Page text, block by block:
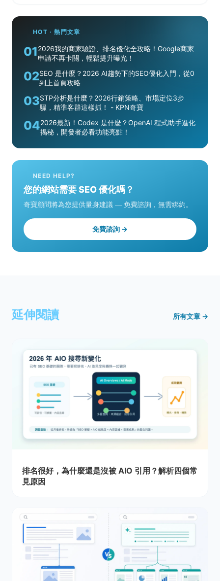
HOT · 熱門文章
012026我的商家驗證、排名優化全攻略！Google商家
申請不再卡關，輕鬆提升曝光！
02SEO 是什麼？2026 AI趨勢下的SEO優化入門，從0
到上首頁攻略
03STP分析是什麼？2026行銷策略、市場定位3步
驟，精準客群這樣抓！ - KPN奇寶
042026最新！Codex 是什麼？OpenAI 程式助手進化
揭秘，開發者必看功能亮點！
NEED HELP?
您的網站需要 SEO 優化嗎？
奇寶顧問將為您提供量身建議 — 免費諮詢，無需綁約。
免費諮詢 →
延伸閱讀 所有文章 →
排名很好，為什麼還是沒被 AIO 引用？解析四個常
見原因